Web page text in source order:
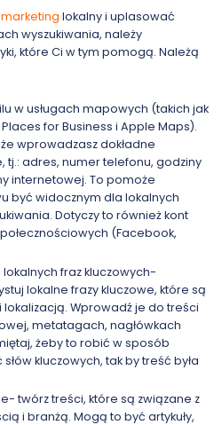
lokalny i uplasować
wyszukiwania, należy
które Ci w tym pomogą. Należą
w usługach mapowych (takich jak
for Business i Apple Maps).
wprowadzasz dokładne
tj.: adres, numer telefonu, godziny
internetowej. To pomoże
być widocznym dla lokalnych
Dotyczy to również kont
(Facebook,
fraz kluczowych-
lokalne frazy kluczowe, które są
lokalizacją. Wprowadź je do treści
metatagach, nagłówkach
żeby to robić w sposób
kluczowych, tak by treść była
twórz treści, które są związane z
i branżą. Mogą to być artykuły,